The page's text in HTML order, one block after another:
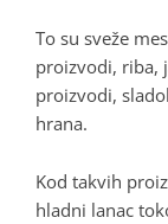
To su sveže
proizvodi, riba,
proizvodi,
hrana.
Kod takvih
hladni lanac